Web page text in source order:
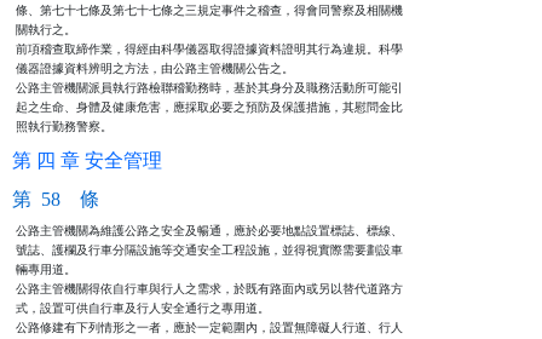
條、第七十七條及第七十七條之三規定事件之稽查，得會同警察及相關機
關執行之。
前項稽查取締作業，得經由科學儀器取得證據資料證明其行為違規。科學
儀器證據資料辨明之方法，由公路主管機關公告之。
公路主管機關派員執行路檢聯稽勤務時，基於其身分及職務活動所可能引
起之生命、身體及健康危害，應採取必要之預防及保護措施，其慰問金比
照執行勤務警察。
第 四 章 安全管理
第 58 條
公路主管機關為維護公路之安全及暢通，應於必要地點設置標誌、標線、
號誌、護欄及行車分隔設施等交通安全工程設施，並得視實際需要劃設車
輛專用道。
公路主管機關得依自行車與行人之需求，於既有路面內或另以替代道路方
式，設置可供自行車及行人安全通行之專用道。
公路修建有下列情形之一者，應於一定範圍內，設置無障礙人行道、行人